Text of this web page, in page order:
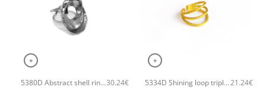
+
5380D Abstract shell ring Catherine bijoux Ασημί30.24€
+
5334D Shining loop triple χειροποίητο δαχτυλιδι Catherine bijoux Χρυσό21.24€